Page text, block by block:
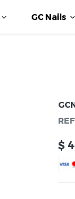
GC Nails
$